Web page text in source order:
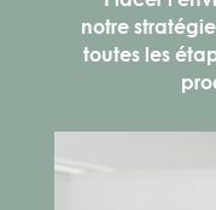
notre
toutes les